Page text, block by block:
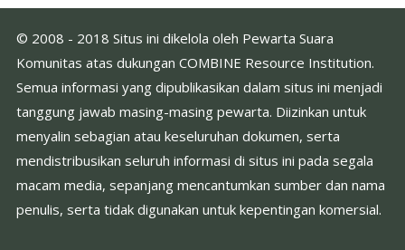
© 2008 - 2018 Situs ini dikelola oleh Pewarta Suara
Komunitas atas dukungan COMBINE Resource Institution.
Semua informasi yang dipublikasikan dalam situs ini menjadi
tanggung jawab masing-masing pewarta. Diizinkan untuk
menyalin sebagian atau keseluruhan dokumen, serta
mendistribusikan seluruh informasi di situs ini pada segala
macam media, sepanjang mencantumkan sumber dan nama
penulis, serta tidak digunakan untuk kepentingan komersial.